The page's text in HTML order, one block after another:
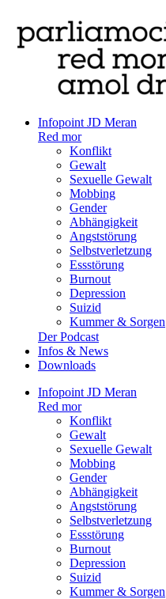
Infopoint JD Meran
Red mor
Konflikt
Gewalt
Sexuelle Gewalt
Mobbing
Gender
Abhängigkeit
Angststörung
Selbstverletzung
Essstörung
Burnout
Depression
Suizid
Kummer & Sorgen
Der Podcast
Infos & News
Downloads
Infopoint JD Meran
Red mor
Konflikt
Gewalt
Sexuelle Gewalt
Mobbing
Gender
Abhängigkeit
Angststörung
Selbstverletzung
Essstörung
Burnout
Depression
Suizid
Kummer & Sorgen